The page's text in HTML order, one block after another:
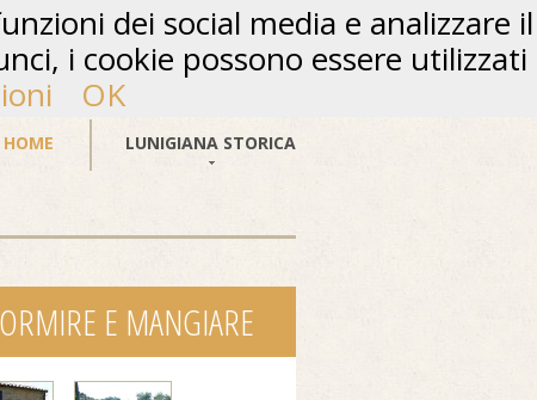
HOME LUNIGIANA STORICA
E MANGIARE
dei social media e analizzare il
i cookie possono essere utilizzati
OK